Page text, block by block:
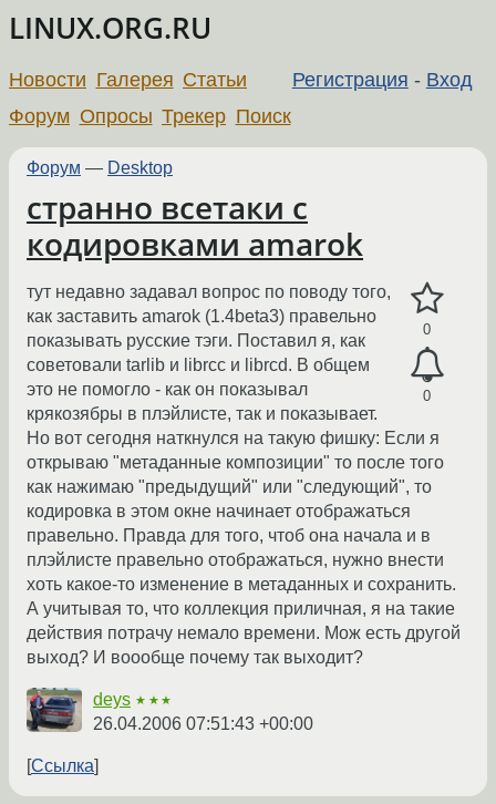
LINUX.ORG.RU
Регистрация - Вход
Новости Галерея Статьи
Форум Опросы Трекер Поиск
Форум — Desktop
странно всетаки с
кодировками amarok
0
0
тут недавно задавал вопрос по поводу того,
как заставить amarok (1.4beta3) правельно
показывать русские тэги. Поставил я, как
советовали tarlib и librcc и librcd. В общем
это не помогло - как он показывал
крякозябры в плэйлисте, так и показывает.
Но вот сегодня наткнулся на такую фишку: Если я
открываю "метаданные композиции" то после того
как нажимаю "предыдущий" или "следующий", то
кодировка в этом окне начинает отображаться
правельно. Правда для того, чтоб она начала и в
плэйлисте правельно отображаться, нужно внести
хоть какое-то изменение в метаданных и сохранить.
А учитывая то, что коллекция приличная, я на такие
действия потрачу немало времени. Мож есть другой
выход? И воообще почему так выходит?
deys ★★★
26.04.2006 07:51:43 +00:00
Ссылка